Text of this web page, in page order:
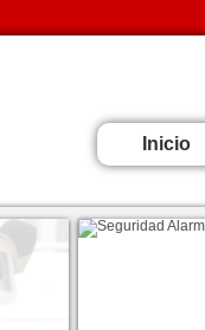
Inicio